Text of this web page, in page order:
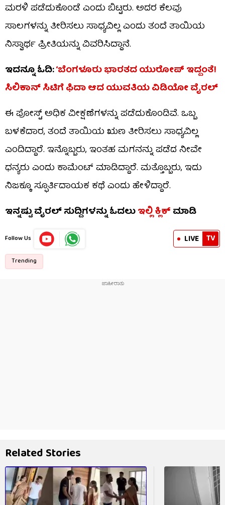
ಮರಳಿ ಪಡೆದುಕೊಂಡೆ ಎಂದು ಬಿಟ್ಟರು. ಅದರ ಕೆಲವು
ಸಾಲಗಳನ್ನು ತೀರಿಸಲು ಸಾಧ್ಯವಿಲ್ಲ ಎಂದು ತಂದೆ ತಾಯಿಯ
ನಿಸ್ವಾರ್ಥ ಪ್ರೀತಿಯನ್ನು ವಿವರಿಸಿದ್ದಾನೆ.
ಇದನ್ನೂ ಓದಿ:‘ಬೆಂಗಳೂರು ಭಾರತದ ಯುರೋಪ್ ಇದ್ದಂತೆ!
ಸಿಲಿಕಾನ್ ಸಿಟಿಗೆ ಫಿದಾ ಆದ ಯುವತಿಯ ವಿಡಿಯೋ ವೈರಲ್
ಈ ಪೋಸ್ಟ್ ಅಧಿಕ ವೀಕ್ಷಣೆಗಳನ್ನು ಪಡೆದುಕೊಂಡಿವೆ. ಒಬ್ಬ
ಬಳಕೆದಾರ, ತಂದೆ ತಾಯಿಯ ಋಣ ತೀರಿಸಲು ಸಾಧ್ಯವಿಲ್ಲ
ಎಂದಿದ್ದಾರೆ. ಇನ್ನೊಬ್ಬರು, ಇಂತಹ ಮಗನನ್ನು ಪಡೆದ ನೀವೇ
ಧನ್ಯರು ಎಂದು ಕಾಮೆಂಟ್ ಮಾಡಿದ್ದಾರೆ. ಮತ್ತೊಬ್ಬರು, ಇದು
ನಿಜಕ್ಕೂ ಸ್ಫೂರ್ತಿದಾಯಕ ಕಥೆ ಎಂದು ಹೇಳಿದ್ದಾರೆ.
ಇನ್ನಷ್ಟು ವೈರಲ್ ಸುದ್ದಿಗಳನ್ನು ಓದಲುಇಲ್ಲಿ ಕ್ಲಿಕ್ಮಾಡಿ
Follow Us LIVE TV
Trending
Related Stories